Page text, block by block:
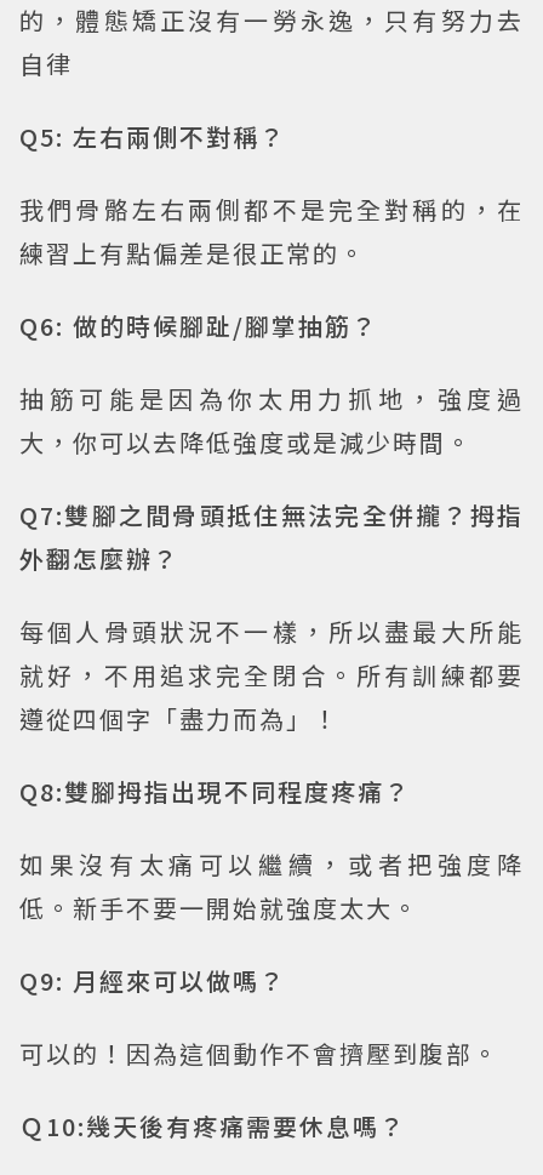
的，體態矯正沒有一勞永逸，只有努力去
自律
Q5: 左右兩側不對稱？
我們骨骼左右兩側都不是完全對稱的，在
練習上有點偏差是很正常的。
Q6: 做的時候腳趾/腳掌抽筋？
抽筋可能是因為你太用力抓地，強度過
大，你可以去降低強度或是減少時間。
Q7:雙腳之間骨頭抵住無法完全併攏？拇指
外翻怎麼辦？
每個人骨頭狀況不一樣，所以盡最大所能
就好，不用追求完全閉合。所有訓練都要
遵從四個字「盡力而為」！
Q8:雙腳拇指出現不同程度疼痛？
如果沒有太痛可以繼續，或者把強度降
低。新手不要一開始就強度太大。
Q9: 月經來可以做嗎？
可以的！因為這個動作不會擠壓到腹部。
Ｑ10:幾天後有疼痛需要休息嗎？